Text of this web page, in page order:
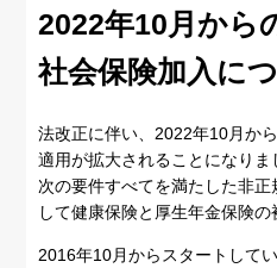
2022年10月から
社会保険加入に
法改正に伴い、2022年10月か
適用が拡大されることになりま
次の要件すべてを満たした非
して健康保険と厚生年金保険の
2016年10月からスタートして